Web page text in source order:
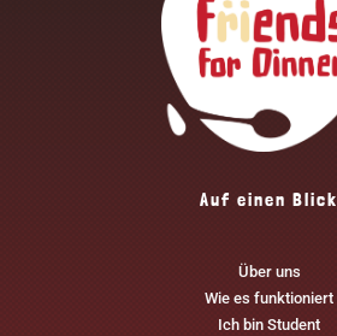
Auf einen Blick
Über uns
Wie es funktioniert
Ich bin Student